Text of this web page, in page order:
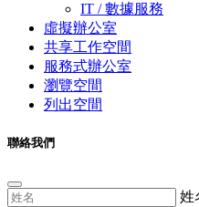
IT / 數據服務
虛擬辦公室
共享工作空間
服務式辦公室
瀏覽空間
列出空間
聯絡我們
姓